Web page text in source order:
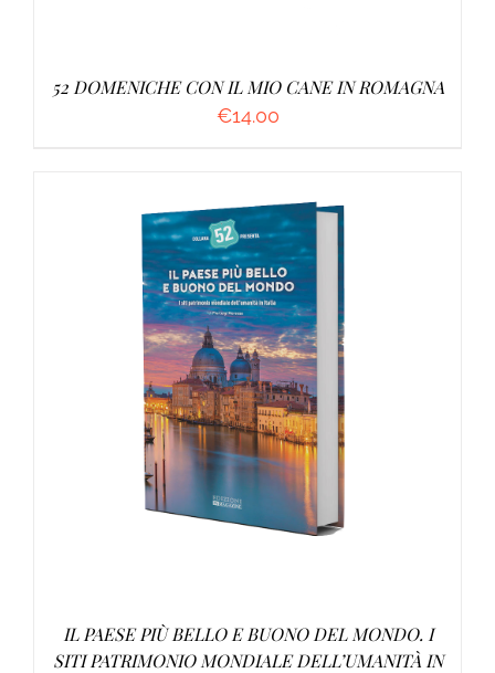
52 DOMENICHE CON IL MIO CANE IN ROMAGNA
€14.00
AGGIUNGI AL CARRELLO /
IL PAESE PIÙ BELLO E BUONO DEL MONDO. I
SITI PATRIMONIO MONDIALE DELL’UMANITÀ IN